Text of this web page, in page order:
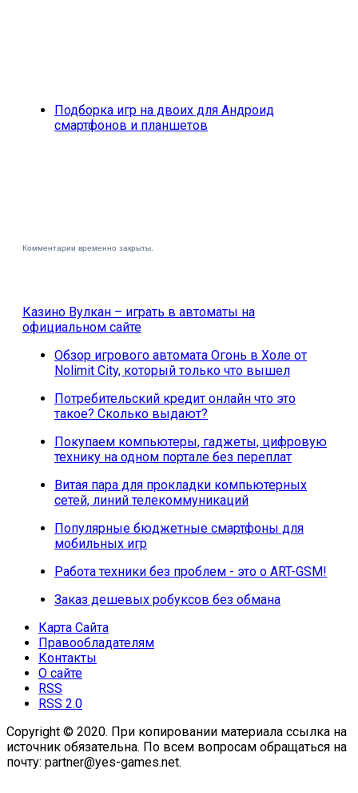
Подборка игр на двоих для Андроид
смартфонов и планшетов
Комментарии временно закрыты.
Казино Вулкан – играть в автоматы на
официальном сайте
Обзор игрового автомата Огонь в Холе от
Nolimit City, который только что вышел
Потребительский кредит онлайн что это
такое? Сколько выдают?
Покупаем компьютеры, гаджеты, цифровую
технику на одном портале без переплат
Витая пара для прокладки компьютерных
сетей, линий телекоммуникаций
Популярные бюджетные смартфоны для
мобильных игр
Работа техники без проблем - это о ART-GSM!
Заказ дешевых робуксов без обмана
Карта Сайта
Правообладателям
Контакты
О сайте
RSS
RSS 2.0
Copyright © 2020. При копировании материала ссылка на
источник обязательна. По всем вопросам обращаться на
почту: partner@yes-games.net.